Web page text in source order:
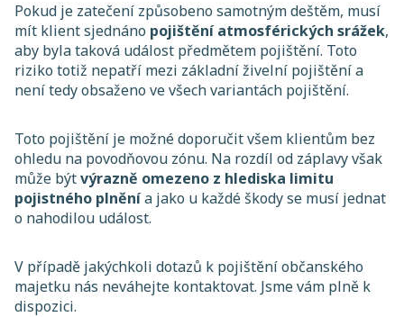
Pokud je zatečení způsobeno samotným deštěm, musí
mít klient sjednáno pojištění atmosférických srážek,
aby byla taková událost předmětem pojištění. Toto
riziko totiž nepatří mezi základní živelní pojištění a
není tedy obsaženo ve všech variantách pojištění.
Toto pojištění je možné doporučit všem klientům bez
ohledu na povodňovou zónu. Na rozdíl od záplavy však
může býtvýrazně omezeno z hlediska limitu
pojistného plněnía jako u každé škody se musí jednat
o nahodilou událost.
V případě jakýchkoli dotazů k pojištění občanského
majetku nás neváhejte kontaktovat. Jsme vám plně k
dispozici.